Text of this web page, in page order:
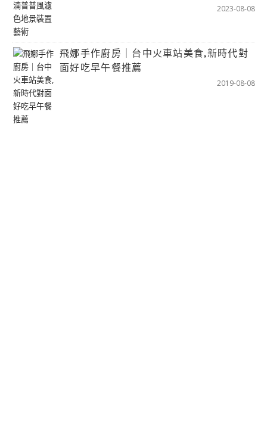
2023-08-08
飛娜手作廚房｜台中火車站美食,新時代對
面好吃早午餐推薦
2019-08-08